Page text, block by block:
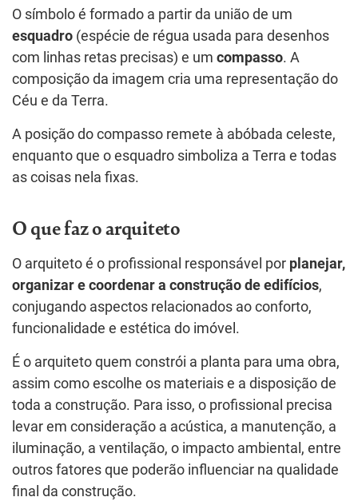
O símbolo é formado a partir da união de um
esquadro (espécie de régua usada para desenhos
com linhas retas precisas) e um compasso. A
composição da imagem cria uma representação do
Céu e da Terra.
A posição do compasso remete à abóbada celeste,
enquanto que o esquadro simboliza a Terra e todas
as coisas nela fixas.
O que faz o arquiteto
O arquiteto é o profissional responsável por planejar,
organizar e coordenar a construção de edifícios,
conjugando aspectos relacionados ao conforto,
funcionalidade e estética do imóvel.
É o arquiteto quem constrói a planta para uma obra,
assim como escolhe os materiais e a disposição de
toda a construção. Para isso, o profissional precisa
levar em consideração a acústica, a manutenção, a
iluminação, a ventilação, o impacto ambiental, entre
outros fatores que poderão influenciar na qualidade
final da construção.